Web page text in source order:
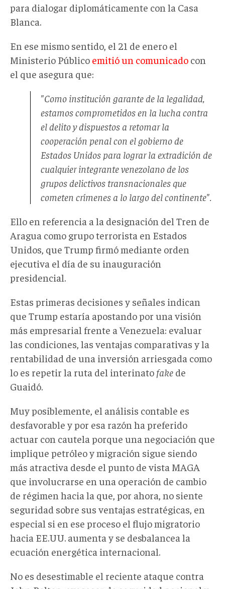
para dialogar diplomáticamente con la Casa
Blanca.
En ese mismo sentido, el 21 de enero el
Ministerio Público emitió un comunicado con
el que asegura que:
"Como institución garante de la legalidad,
estamos comprometidos en la lucha contra
el delito y dispuestos a retomar la
cooperación penal con el gobierno de
Estados Unidos para lograr la extradición de
cualquier integrante venezolano de los
grupos delictivos transnacionales que
cometen crímenes a lo largo del continente".
Ello en referencia a la designación del Tren de
Aragua como grupo terrorista en Estados
Unidos, que Trump firmó mediante orden
ejecutiva el día de su inauguración
presidencial.
Estas primeras decisiones y señales indican
que Trump estaría apostando por una visión
más empresarial frente a Venezuela: evaluar
las condiciones, las ventajas comparativas y la
rentabilidad de una inversión arriesgada como
lo es repetir la ruta del interinato fake de
Guaidó.
Muy posiblemente, el análisis contable es
desfavorable y por esa razón ha preferido
actuar con cautela porque una negociación que
implique petróleo y migración sigue siendo
más atractiva desde el punto de vista MAGA
que involucrarse en una operación de cambio
de régimen hacia la que, por ahora, no siente
seguridad sobre sus ventajas estratégicas, en
especial si en ese proceso el flujo migratorio
hacia EE.UU. aumenta y se desbalancea la
ecuación energética internacional.
No es desestimable el reciente ataque contra